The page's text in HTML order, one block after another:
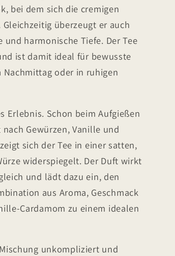
bei dem sich die cremigen
überzeugt er auch
harmonische Tiefe. Der Tee
ist damit ideal für bewusste
Nachmittag oder in ruhigen
Erlebnis. Schon beim Aufgießen
Gewürzen, Vanille und
sich der Tee in einer satten,
widerspiegelt. Der Duft wirkt
und lädt dazu ein, den
aus Aroma, Geschmack
Cardamom zu einem idealen
unkompliziert und